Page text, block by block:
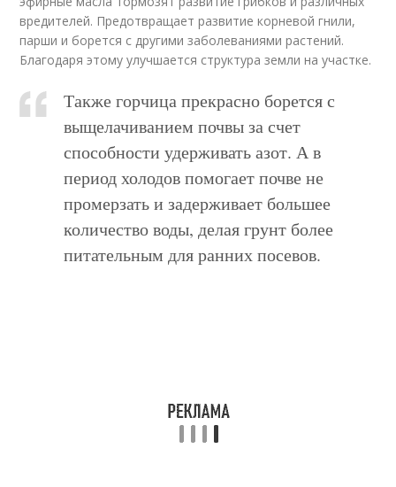
вредителей. Предотвращает развитие корневой гнили,
парши и борется с другими заболеваниями растений.
Благодаря этому улучшается структура земли на участке.
Также горчица прекрасно борется с
выщелачиванием почвы за счет
способности удерживать азот. А в
период холодов помогает почве не
промерзать и задерживает большее
количество воды, делая грунт более
питательным для ранних посевов.